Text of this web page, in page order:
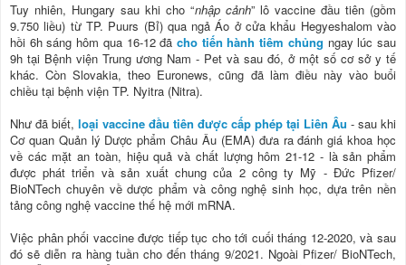
Tuy nhiên, Hungary sau khi cho “nhập cảnh” lô vaccine đầu tiên (gồm
9.750 liều) từ TP. Puurs (Bỉ) qua ngả Áo ở cửa khẩu Hegyeshalom vào
hồi 6h sáng hôm qua 16-12 đã cho tiến hành tiêm chủng ngay lúc sau
9h tại Bệnh viện Trung ương Nam - Pet và sau đó, ở một số cơ sở y tế
khác. Còn Slovakia, theo Euronews, cũng đã làm điều này vào buổi
chiều tại bệnh viện TP. Nyitra (Nitra).
Như đã biết, loại vaccine đầu tiên được cấp phép tại Liên Âu - sau khi
Cơ quan Quản lý Dược phẩm Châu Âu (EMA) đưa ra đánh giá khoa học
về các mặt an toàn, hiệu quả và chất lượng hôm 21-12 - là sản phẩm
được phát triển và sản xuất chung của 2 công ty Mỹ - Đức Pfizer/
BioNTech chuyên về dược phẩm và công nghệ sinh học, dựa trên nền
tảng công nghệ vaccine thế hệ mới mRNA.
Việc phân phối vaccine được tiếp tục cho tới cuối tháng 12-2020, và sau
đó sẽ diễn ra hàng tuần cho đến tháng 9/2021. Ngoài Pfizer/ BioNTech,